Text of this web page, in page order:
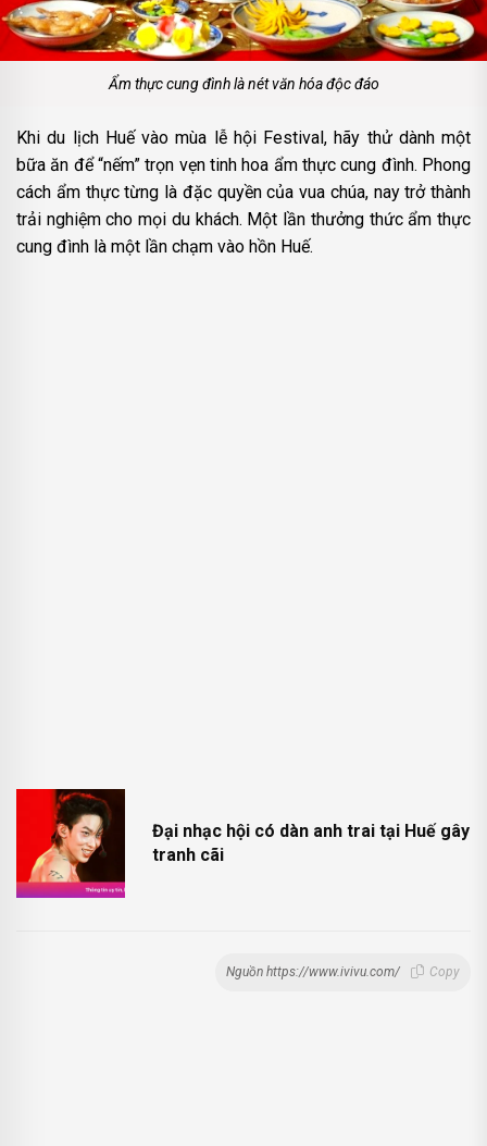
Ẩm thực cung đình là nét văn hóa độc đáo
Khi du lịch Huế vào mùa lễ hội Festival, hãy thử dành một
bữa ăn để “nếm” trọn vẹn tinh hoa ẩm thực cung đình. Phong
cách ẩm thực từng là đặc quyền của vua chúa, nay trở thành
trải nghiệm cho mọi du khách. Một lần thưởng thức ẩm thực
cung đình là một lần chạm vào hồn Huế.
Đại nhạc hội có dàn anh trai tại Huế gây
tranh cãi
Nguồn https://www.ivivu.com/ Copy